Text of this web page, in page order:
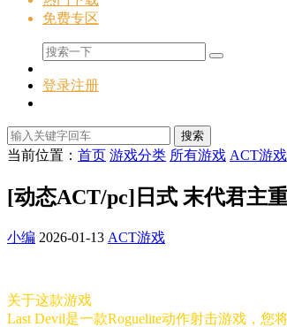
免费专区
登录注册
搜索
当前位置： 首页 游戏分类 所有游戏 ACT游戏
[动态ACT/pc]日式 末代君主
小编 2026-01-13 ACT游戏
关于这款游戏
Last Devil是一款Roguelite动作射击游戏，您